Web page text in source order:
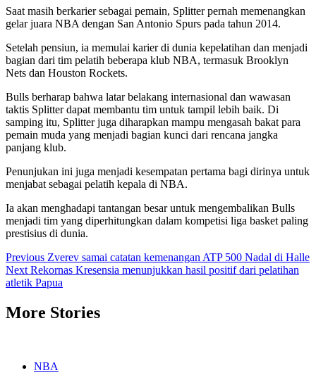
Saat masih berkarier sebagai pemain, Splitter pernah memenangkan
gelar juara NBA dengan San Antonio Spurs pada tahun 2014.
Setelah pensiun, ia memulai karier di dunia kepelatihan dan menjadi
bagian dari tim pelatih beberapa klub NBA, termasuk Brooklyn
Nets dan Houston Rockets.
Bulls berharap bahwa latar belakang internasional dan wawasan
taktis Splitter dapat membantu tim untuk tampil lebih baik. Di
samping itu, Splitter juga diharapkan mampu mengasah bakat para
pemain muda yang menjadi bagian kunci dari rencana jangka
panjang klub.
Penunjukan ini juga menjadi kesempatan pertama bagi dirinya untuk
menjabat sebagai pelatih kepala di NBA.
Ia akan menghadapi tantangan besar untuk mengembalikan Bulls
menjadi tim yang diperhitungkan dalam kompetisi liga basket paling
prestisius di dunia.
Post
navigation
Previous Zverev samai catatan kemenangan ATP 500 Nadal di Halle
Next Rekornas Kresensia menunjukkan hasil positif dari pelatihan
atletik Papua
More Stories
NBA